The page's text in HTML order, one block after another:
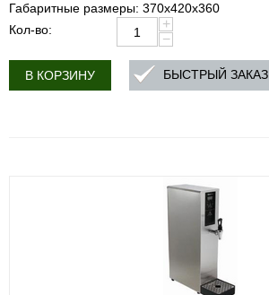
Габаритные размеры: 370х420х360
Кол-во:
+
−
В КОРЗИНУ БЫСТРЫЙ ЗАКАЗ